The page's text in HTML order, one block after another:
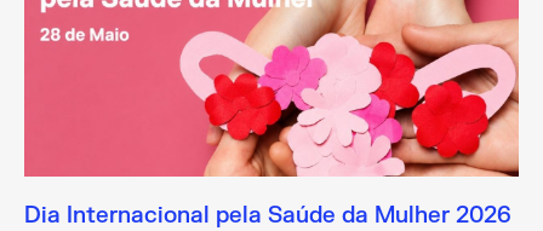
Dia Internacional pela Saúde da Mulher 2026